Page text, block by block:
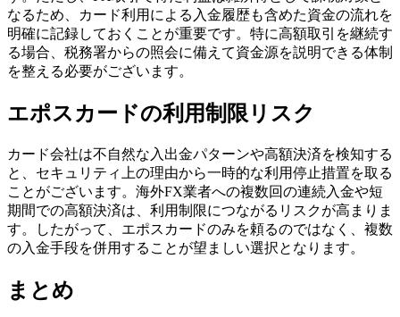
なるため、カード利用による入金履歴も含めた資金の流れを
明確に記録しておくことが重要です。特に高額取引を継続す
る場合、税務署からの照会に備えて資金源を説明できる体制
を整える必要がございます。
エポスカードの利用制限リスク
カード会社は不自然な入出金パターンや高額決済を検知する
と、セキュリティ上の理由から一時的な利用停止措置を取る
ことがございます。海外FX業者への複数回の連続入金や短
期間での高額決済は、利用制限につながるリスクが高まりま
す。したがって、エポスカードのみを頼るのではなく、複数
の入金手段を併用することが望ましい選択となります。
まとめ